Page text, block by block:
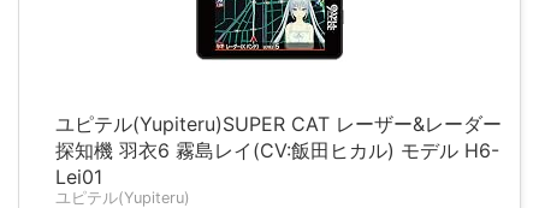
ユピテル(Yupiteru)SUPER CAT レーザー&レーダー
探知機 羽衣6 霧島レイ(CV:飯田ヒカル) モデル H6-
Lei01
ユピテル(Yupiteru)